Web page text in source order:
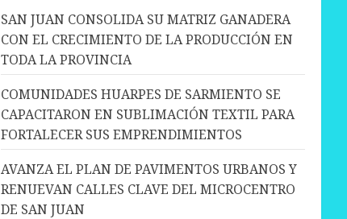
SAN JUAN CONSOLIDA SU MATRIZ GANADERA
CON EL CRECIMIENTO DE LA PRODUCCIÓN EN
TODA LA PROVINCIA
COMUNIDADES HUARPES DE SARMIENTO SE
CAPACITARON EN SUBLIMACIÓN TEXTIL PARA
FORTALECER SUS EMPRENDIMIENTOS
AVANZA EL PLAN DE PAVIMENTOS URBANOS Y
RENUEVAN CALLES CLAVE DEL MICROCENTRO
DE SAN JUAN